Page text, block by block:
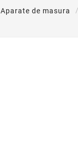
Aparate de masura